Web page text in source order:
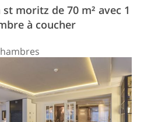
moritz de 70 m² avec 1
à coucher